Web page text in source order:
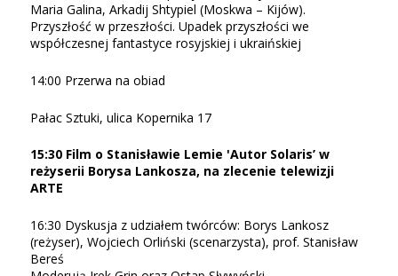
Maria Galina, Arkadij Shtypiel (Moskwa – Kijów).
Przyszłość w przeszłości. Upadek przyszłości we
współczesnej fantastyce rosyjskiej i ukraińskiej
14:00 Przerwa na obiad
Pałac Sztuki, ulica Kopernika 17
15:30 Film o Stanisławie Lemie 'Autor Solaris’ w
reżyserii Borysa Lankosza, na zlecenie telewizji
ARTE
16:30 Dyskusja z udziałem twórców: Borys Lankosz
(reżyser), Wojciech Orliński (scenarzysta), prof. Stanisław
Bereś